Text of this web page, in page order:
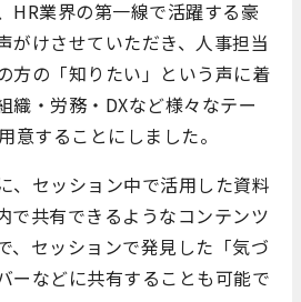
HR業界の第一線で活躍する豪
がけさせていただき、人事担当
方の「知りたい」という声に着
織・労務・ DXなど様々なテー
意することにしました。
、セッション中で活用した資料
で共有できるようなコンテンツ
、セッションで発見した「気づ
ーなどに共有することも可能で